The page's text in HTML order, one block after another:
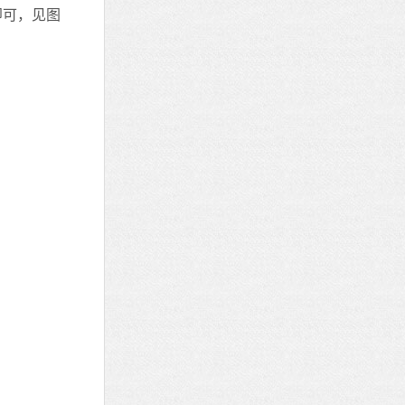
，见图